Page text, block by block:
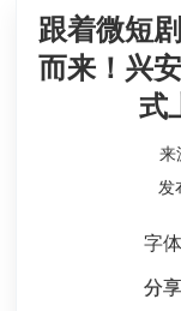
跟着微短
而来！兴
式
来
发
字
分享